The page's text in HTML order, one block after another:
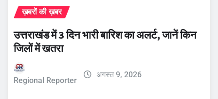
ख़बरों की ख़बर
उत्तराखंड में 3 दिन भारी बारिश का अलर्ट, जानें किन
जिलों में खतरा
Regional Reporter
अगस्त 9, 2026